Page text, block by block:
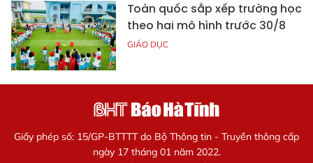
Toàn quốc sắp xếp trường học
theo hai mô hình trước 30/8
GIÁO DỤC
Giấy phép số: 15/GP-BTTTT do Bộ Thông tin - Truyền thông cấp
ngày 17 tháng 01 năm 2022.